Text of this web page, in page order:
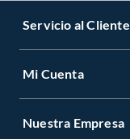
Servicio al Cliente
Mi Cuenta
Nuestra Empresa